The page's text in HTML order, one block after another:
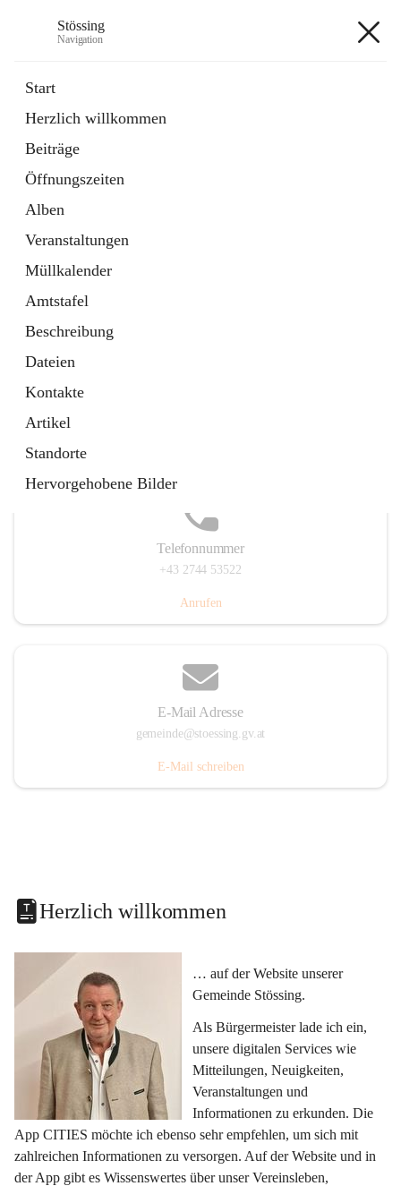
Stössing
Navigation
Start
Herzlich willkommen
Beiträge
Öffnungszeiten
Alben
Veranstaltungen
Müllkalender
Amtstafel
Beschreibung
Dateien
Kontakte
Artikel
Standorte
Hervorgehobene Bilder
Datei
in
Tab
Kindergarten
öffnet
in
neuem
Tab
Telefonnummer
+43 2744 53522
Anrufen
E-Mail Adresse
gemeinde@stoessing.gv.at
E-Mail schreiben
Herzlich willkommen
… auf der Website unserer
Gemeinde Stössing.
Als Bürgermeister lade ich ein,
unsere digitalen Services wie
Mitteilungen, Neuigkeiten,
Veranstaltungen und
Informationen zu erkunden. Die
App CITIES möchte ich ebenso sehr empfehlen, um sich mit
zahlreichen Informationen zu versorgen. Auf der Website und in
der App gibt es Wissenswertes über unser Vereinsleben,